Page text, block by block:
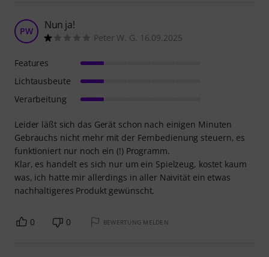
PW Nun ja!
Peter W. G. 16.09.2025
Leider läßt sich das Gerät schon nach einigen Minuten
Gebrauchs nicht mehr mit der Fernbedienung steuern, es
funktioniert nur noch ein (!) Programm.
Klar, es handelt es sich nur um ein Spielzeug, kostet kaum
was, ich hatte mir allerdings in aller Naivität ein etwas
nachhaltigeres Produkt gewünscht.
Features
Lichtausbeute
Verarbeitung
0 0 BEWERTUNG MELDEN